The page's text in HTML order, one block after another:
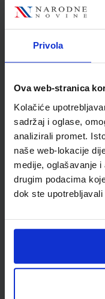
Privola
Ova web-stranica
Kolačiće
sadržaj i oglase,
analizirali promet.
naše web-lokacije
medije, oglašavanje
drugim podacima
dok ste
dodatnim digitalnim
7625-DOM
ŠIFRA OMOTA:
Udžbenik
KLIO 8; udžbenik
s dodatnim
Autor(i):
Krešimir Erdelja
Nakladnik: ŠKOLSKA
SKU:569181
Udžbenik